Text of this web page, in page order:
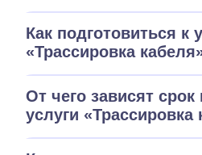
Как подготовиться к
«Трассировка
От чего зависят
услуги «Трассировка